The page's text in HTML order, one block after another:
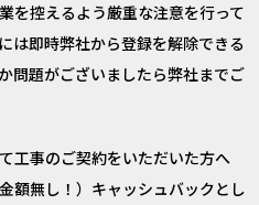
を控えるよう厳重な注意を行って
は即時弊社から登録を解除できる
問題がございましたら弊社までご
工事のご契約をいただいた方へ
額無し！）キャッシュバックとし